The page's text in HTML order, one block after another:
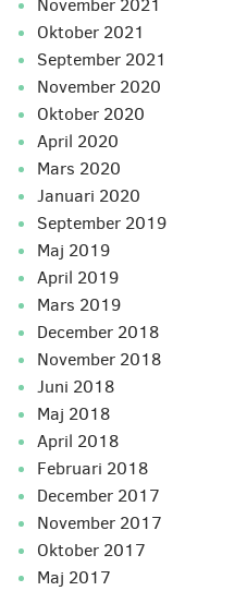
november 2021
oktober 2021
september 2021
november 2020
oktober 2020
april 2020
mars 2020
januari 2020
september 2019
maj 2019
april 2019
mars 2019
december 2018
november 2018
juni 2018
maj 2018
april 2018
februari 2018
december 2017
november 2017
oktober 2017
maj 2017